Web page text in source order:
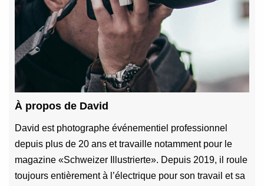
À propos de David
David est photographe événementiel professionnel
depuis plus de 20 ans et travaille notamment pour le
magazine «Schweizer Illustrierte». Depuis 2019, il roule
toujours entièrement à l’électrique pour son travail et sa